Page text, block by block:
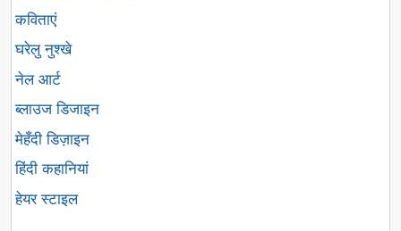
कविताएं
घरेलु नुश्खे
नेल आर्ट
ब्लाउज डिजाइन
मेहँदी डिज़ाइन
हिंदी कहानियां
हेयर स्टाइल